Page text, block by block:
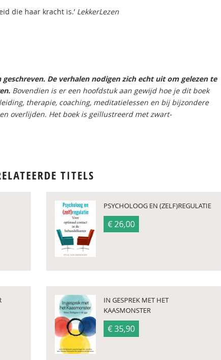
die haar kracht is.’ LekkerLezen
De verhalen nodigen zich echt uit om gelezen te
Bovendien is er een hoofdstuk aan gewijd hoe je dit boek
therapie, coaching, meditatielessen en bij bijzondere
overlijden. Het boek is geïllustreerd met zwart-
TITELS
PSYCHOLOOG EN (ZELF)REGULATIE
€ 26,00
IN GESPREK MET HET
KAASMONSTER
€ 35,90